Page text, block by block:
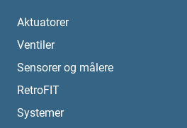
Aktuatorer
Ventiler
Sensorer og målere
RetroFIT
Systemer